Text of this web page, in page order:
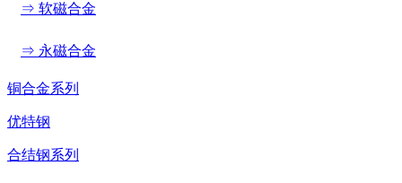
⇒ 软磁合金
⇒ 永磁合金
铜合金系列
优特钢
合结钢系列